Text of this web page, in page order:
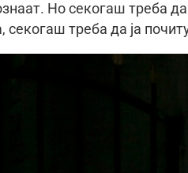
Но секогаш треба
секогаш треба да ја